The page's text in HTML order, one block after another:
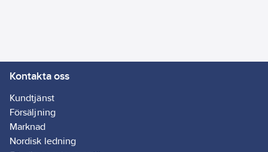
Kontakta oss
Kundtjänst
Försäljning
Marknad
Nordisk ledning